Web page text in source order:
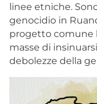
linee etniche.
genocidio in
progetto comune
masse di
debolezze della